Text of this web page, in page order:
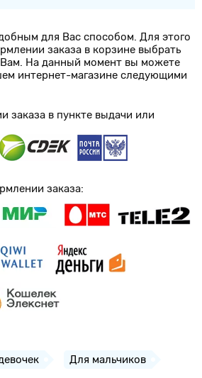
для Вас способом. Для этого
заказа в корзине выбрать
На данный момент вы можете
интернет-магазине следующими
заказа в пункте выдачи или
заказа:
Для мальчиков